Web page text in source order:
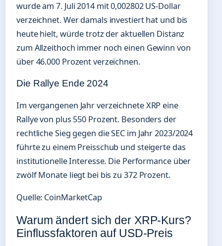
wurde am 7. Juli 2014 mit 0,002802 US-Dollar
verzeichnet. Wer damals investiert hat und bis
heute hielt, würde trotz der aktuellen Distanz
zum Allzeithoch immer noch einen Gewinn von
über 46.000 Prozent verzeichnen.
Die Rallye Ende 2024
Im vergangenen Jahr verzeichnete XRP eine
Rallye von plus 550 Prozent. Besonders der
rechtliche Sieg gegen die SEC im Jahr 2023/2024
führte zu einem Preisschub und steigerte das
institutionelle Interesse. Die Performance über
zwölf Monate liegt bei bis zu 372 Prozent.
Quelle: CoinMarketCap
Warum ändert sich der XRP-Kurs?
Einflussfaktoren auf USD-Preis